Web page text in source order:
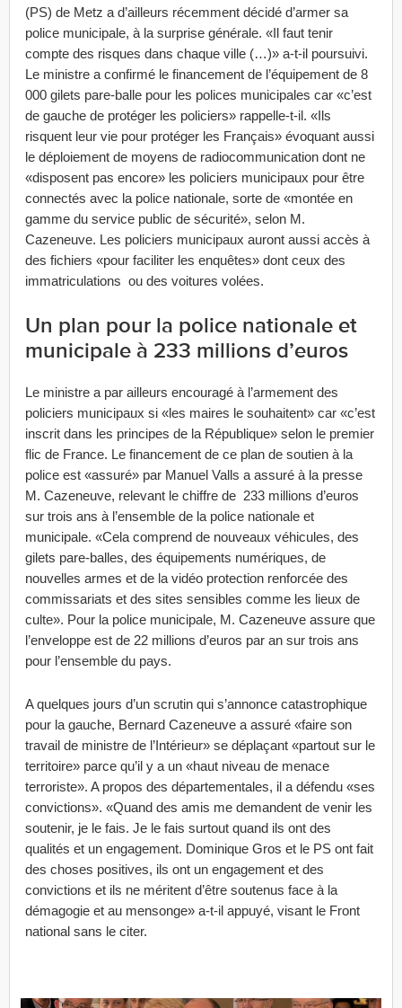
(PS) de Metz a d’ailleurs récemment décidé d’armer sa
police municipale, à la surprise générale. «Il faut tenir
compte des risques dans chaque ville (…)» a-t-il poursuivi.
Le ministre a confirmé le financement de l’équipement de 8
000 gilets pare-balle pour les polices municipales car «c’est
de gauche de protéger les policiers» rappelle-t-il. «Ils
risquent leur vie pour protéger les Français» évoquant aussi
le déploiement de moyens de radiocommunication dont ne
«disposent pas encore» les policiers municipaux pour être
connectés avec la police nationale, sorte de «montée en
gamme du service public de sécurité», selon M.
Cazeneuve. Les policiers municipaux auront aussi accès à
des fichiers «pour faciliter les enquêtes» dont ceux des
immatriculations ou des voitures volées.
Un plan pour la police nationale et
municipale à 233 millions d’euros
Le ministre a par ailleurs encouragé à l’armement des
policiers municipaux si «les maires le souhaitent» car «c’est
inscrit dans les principes de la République» selon le premier
flic de France. Le financement de ce plan de soutien à la
police est «assuré» par Manuel Valls a assuré à la presse
M. Cazeneuve, relevant le chiffre de 233 millions d’euros
sur trois ans à l’ensemble de la police nationale et
municipale. «Cela comprend de nouveaux véhicules, des
gilets pare-balles, des équipements numériques, de
nouvelles armes et de la vidéo protection renforcée des
commissariats et des sites sensibles comme les lieux de
culte». Pour la police municipale, M. Cazeneuve assure que
l’enveloppe est de 22 millions d’euros par an sur trois ans
pour l’ensemble du pays.
A quelques jours d’un scrutin qui s’annonce catastrophique
pour la gauche, Bernard Cazeneuve a assuré «faire son
travail de ministre de l’Intérieur» se déplaçant «partout sur le
territoire» parce qu’il y a un «haut niveau de menace
terroriste». A propos des départementales, il a défendu «ses
convictions». «Quand des amis me demandent de venir les
soutenir, je le fais. Je le fais surtout quand ils ont des
qualités et un engagement. Dominique Gros et le PS ont fait
des choses positives, ils ont un engagement et des
convictions et ils ne méritent d’être soutenus face à la
démagogie et au mensonge» a-t-il appuyé, visant le Front
national sans le citer.